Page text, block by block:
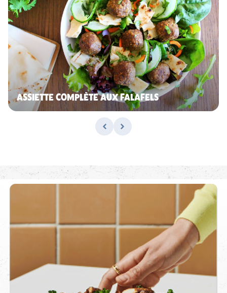
ASSIETTE COMPLÈTE AUX FALAFELS